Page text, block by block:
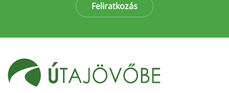
Feliratkozás